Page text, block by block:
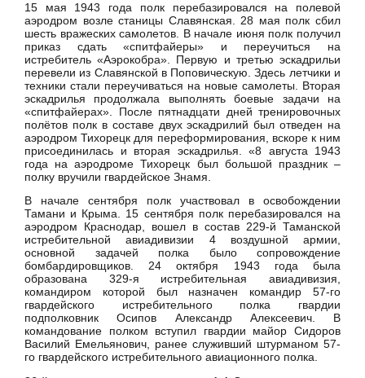
15 мая 1943 года полк перебазировался на полевой
аэродром возле станицы Славянская. 28 мая полк сбил
шесть вражеских самолетов. В начале июня полк получил
приказ сдать «спитфайеры» и переучиться на
истребитель «Аэрокобра». Первую и третью эскадрильи
перевели из Славянской в Поповическую. Здесь летчики и
техники стали переучиваться на новые самолеты. Вторая
эскадрилья продолжала выполнять боевые задачи на
«спитфайерах». После пятнадцати дней тренировочных
полётов полк в составе двух эскадрилий был отведен на
аэродром Тихорецк для переформирования, вскоре к ним
присоединилась и вторая эскадрилья. «8 августа 1943
года на аэродроме Тихорецк был большой праздник –
полку вручили гвардейское Знамя.
В начале сентября полк участвовал в освобождении
Тамани и Крыма. 15 сентября полк перебазировался на
аэродром Краснодар, вошел в состав 229-й Таманской
истребительной авиадивизии 4 воздушной армии,
основной задачей полка было сопровождение
бомбардировщиков. 24 октября 1943 года была
образована 329-я истребительная авиадивизия,
командиром которой был назначен командир 57-го
гвардейского истребительного полка гвардии
подполковник Осипов Александр Алексеевич. В
командование полком вступил гвардии майор Сидоров
Василий Емельянович, ранее служивший штурманом 57-
го гвардейского истребительного авиационного полка.